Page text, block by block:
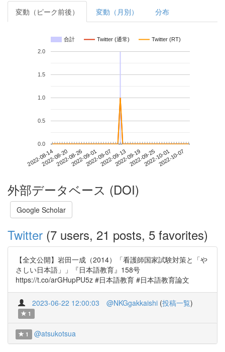
変動（ピーク前後） 変動（月別） 分布
合計 Twitter (通常) Twitter (RT)
2022-08-142022-08-202022-08-262022-09-012022-09-072022-09-132022-09-192022-09-252022-10-012022-10-07
0.0
0.5
1.0
1.5
2.0
外部データベース (DOI)
Google Scholar
Twitter (7 users, 21 posts, 5 favorites)
【全文公開】岩田一成（2014）「看護師国家試験対策と「や
さしい日本語」」『日本語教育』158号
https://t.co/arGHupPU5z #日本語教育 #日本語教育論文
2023-06-22 12:00:03 @NKGgakkaishi (投稿一覧)
1
1 @atsukotsua